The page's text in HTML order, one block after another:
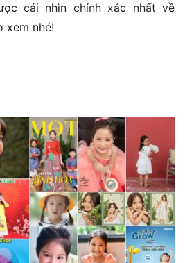
cái nhìn chính xác nhất về
xem nhé!